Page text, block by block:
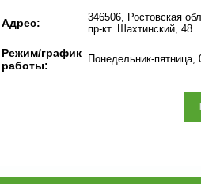
Адрес:
346506, Ростовская
пр-кт. Шахтинский, 48
Режим/график
работы:
Понедельник-пятница,